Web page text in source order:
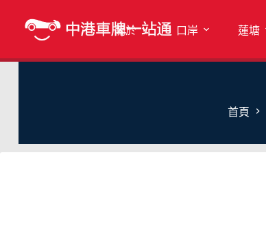
關於 口岸 蓮塘
首頁